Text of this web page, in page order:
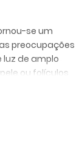
se um
preocupações
luz de amplo
ou folículos
reduzindo o